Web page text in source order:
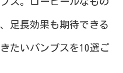
足長効果も期待できる
たいパンプスを10選ご